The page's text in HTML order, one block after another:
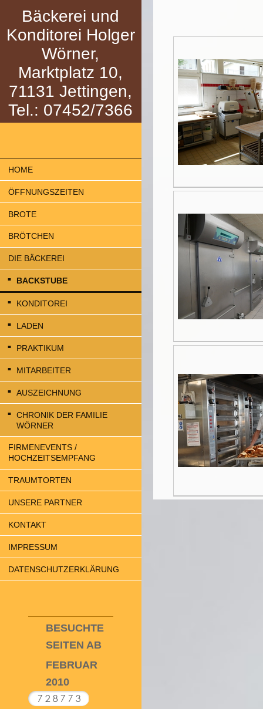
Bäckerei und
Konditorei Holger
Wörner,
Marktplatz 10,
71131 Jettingen,
Tel.: 07452/7366
HOME
ÖFFNUNGSZEITEN
BROTE
BRÖTCHEN
DIE BÄCKEREI
BACKSTUBE
KONDITOREI
LADEN
PRAKTIKUM
MITARBEITER
AUSZEICHNUNG
CHRONIK DER FAMILIE
WÖRNER
FIRMENEVENTS /
HOCHZEITSEMPFANG
TRAUMTORTEN
UNSERE PARTNER
KONTAKT
IMPRESSUM
DATENSCHUTZERKLÄRUNG
BESUCHTE
SEITEN AB
FEBRUAR
2010